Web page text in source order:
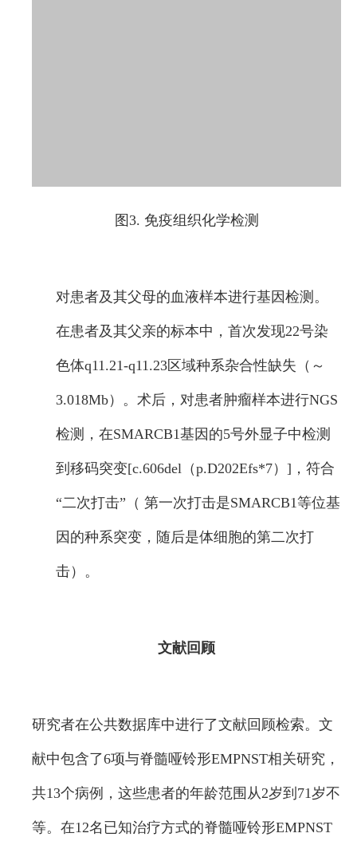
图3. 免疫组织化学检测
对患者及其父母的血液样本进行基因检测。
在患者及其父亲的标本中，首次发现22号染
色体q11.21-q11.23区域种系杂合性缺失（～
3.018Mb）。术后，对患者肿瘤样本进行NGS
检测，在SMARCB1基因的5号外显子中检测
到移码突变[c.606del（p.D202Efs*7）]，符合
“二次打击”（ 第一次打击是SMARCB1等位基
因的种系突变，随后是体细胞的第二次打
击）。
文献回顾
研究者在公共数据库中进行了文献回顾检索。文
献中包含了6项与脊髓哑铃形EMPNST相关研究，
共13个病例，这些患者的年龄范围从2岁到71岁不
等。在12名已知治疗方式的脊髓哑铃形EMPNST